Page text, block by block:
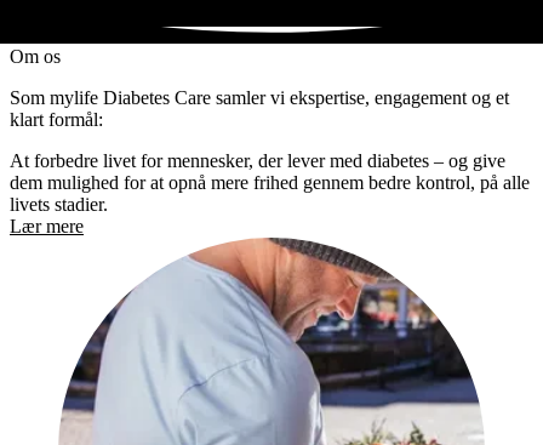
Om os
Som mylife Diabetes Care samler vi ekspertise, engagement og et
klart formål:
At forbedre livet for mennesker, der lever med diabetes – og give
dem mulighed for at opnå mere frihed gennem bedre kontrol, på alle
livets stadier.
Lær mere